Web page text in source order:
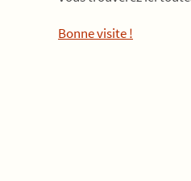
Bonne visite !